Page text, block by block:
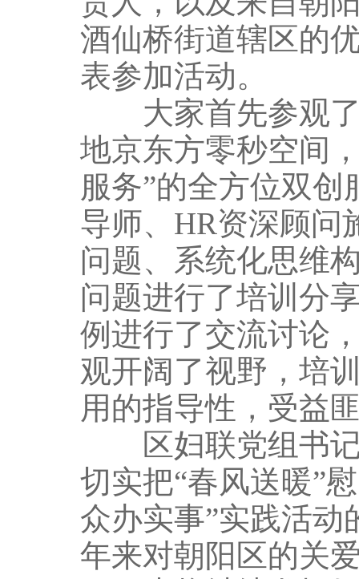
酒仙桥街道辖区的
表参加活动。
大家首先参观了
地京东方零秒空间
服务”的全方位双
导师、HR资深顾问
问题、系统化思维
问题进行了培训分
例进行了交流讨论
观开阔了视野，培
用的指导性，受益
区妇联党组书记
切实把“春风送暖”
众办实事”实践活
年来对朝阳区的关